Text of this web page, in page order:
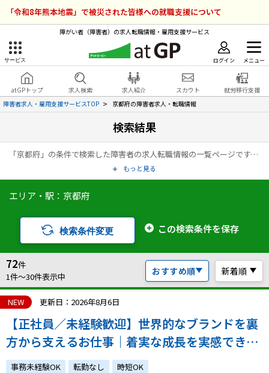
「令和8年熊本地震」で被災された皆様への就職支援について
障がい者（障害者）の求人転職情報・雇用支援サービス
サービス ログイン メニュー
atGPトップ 求人検索 求人紹介 スカウト
就労移行支援
障害者求人・雇用支援サービスTOP
京都府の障害者求人・転職情報
検索結果
「京都府」の条件で検索した障害者の求人転職情報の一覧ページです。アットジーピー（atGP）は、障害者の求人情報・障害者専門の転職支援サービス（エージェント）・就労移行支援事業所など、雇用に関する様々なサービスを展開している障害者の「働く」をトータルでサポートするサービスです。
もっと見る
エリア・駅：京都府
検索条件変更 この検索条件を保存
おすすめ順 新着順
72件
1件〜30件表示中
NEW 更新日：2026年8月6日
【正社員／未経験歓迎】世界的なブランドを裏
方から支えるお仕事｜着実な成長を実感できる
環境です！｜atGPからの採用実績あり！
事務未経験OK 転勤なし 時短OK
障害者雇用のアットジーピー
サービスラインナップ
障害者専門の就転職支援サービス
障害者アスリート専門の就転職支援サービス
ハイスキルな障害者の転職支援サービス
障害のある新卒学生専門の就職エージェントサービス
ログイン 会員登録 無料
求人を検索する
求人を紹介してもらう
スカウトを受ける
就労移行支援サービス
就職・転職ノウハウ
お問い合わせ・よくある質問